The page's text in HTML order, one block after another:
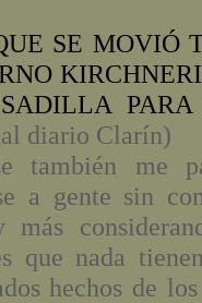
SE MOVIÓ
PARA
diario Clarín)
también me
a gente sin
más
que nada
hechos de los